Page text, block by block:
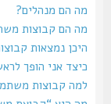
מה הם מנהלים?
מה הם קבוצות
היכן נמצאות קבוצות
כיצד אני הופך לראש
למה קבוצות משתמשים